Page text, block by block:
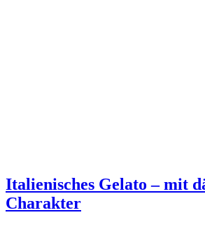
Italienisches Gelato – mit
Charakter